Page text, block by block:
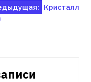
Кристалл